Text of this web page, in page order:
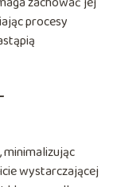
procesy
minimalizując
wystarczającej